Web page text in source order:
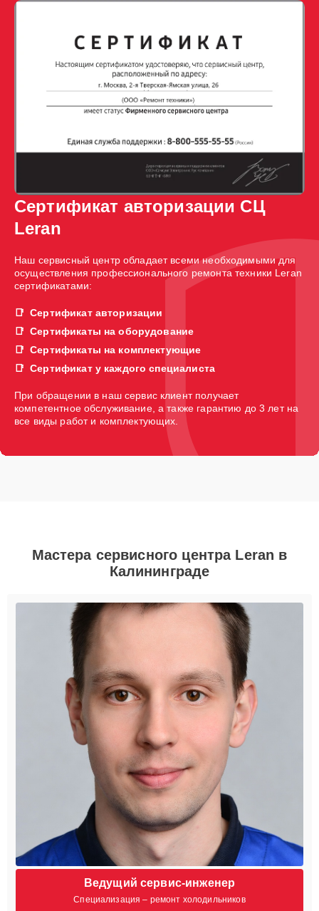
Сертификат авторизации СЦ
Leran
Наш сервисный центр обладает всеми необходимыми для
осуществления профессионального ремонта техники Leran
сертификатами:
Сертификат авторизации
Сертификаты на оборудование
Сертификаты на комплектующие
Сертификат у каждого специалиста
При обращении в наш сервис клиент получает
компетентное обслуживание, а также гарантию до 3 лет на
все виды работ и комплектующих.
Мастера сервисного центра Leran в
Калининграде
Ведущий сервис-инженер
Специализация – ремонт холодильников